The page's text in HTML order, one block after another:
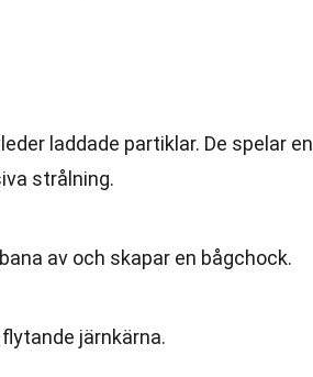
laddade partiklar. De spelar en
strålning.
av och skapar en bågchock.
järnkärna.